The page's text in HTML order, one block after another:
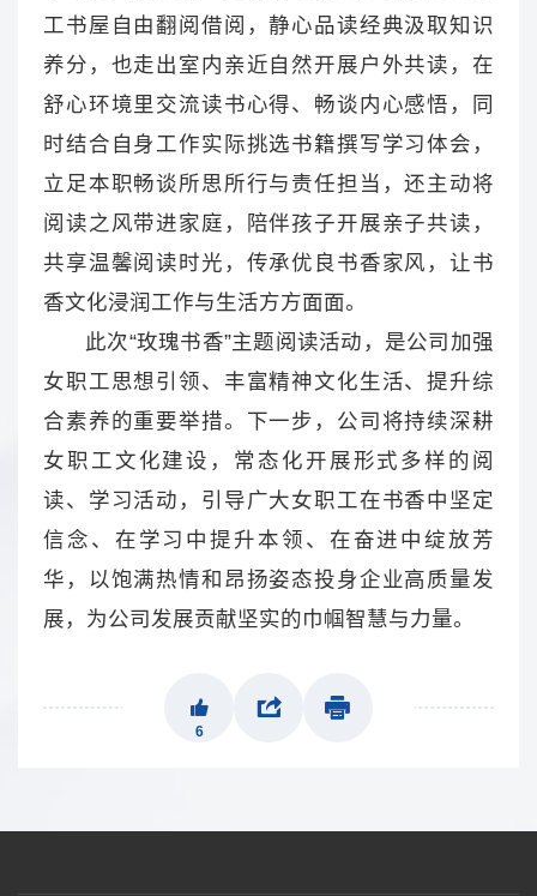
工书屋自由翻阅借阅，静心品读经典汲取知识
养分，也走出室内亲近自然开展户外共读，在
舒心环境里交流读书心得、畅谈内心感悟，同
时结合自身工作实际挑选书籍撰写学习体会，
立足本职畅谈所思所行与责任担当，还主动将
阅读之风带进家庭，陪伴孩子开展亲子共读，
共享温馨阅读时光，传承优良书香家风，让书
香文化浸润工作与生活方方面面。
此次“玫瑰书香”主题阅读活动，是公司加强
女职工思想引领、丰富精神文化生活、提升综
合素养的重要举措。下一步，公司将持续深耕
女职工文化建设，常态化开展形式多样的阅
读、学习活动，引导广大女职工在书香中坚定
信念、在学习中提升本领、在奋进中绽放芳
华，以饱满热情和昂扬姿态投身企业高质量发
展，为公司发展贡献坚实的巾帼智慧与力量。
6